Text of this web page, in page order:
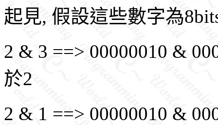
起見, 假設這些數字為
2 & 3 ==> 00000010 &
於2
2 & 1 ==> 00000010 &